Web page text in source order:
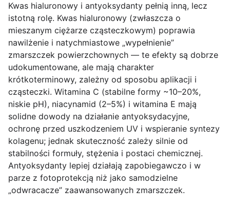
Kwas hialuronowy i antyoksydanty pełnią inną, lecz
istotną rolę. Kwas hialuronowy (zwłaszcza o
mieszanym ciężarze cząsteczkowym) poprawia
nawilżenie i natychmiastowe „wypełnienie”
zmarszczek powierzchownych — te efekty są dobrze
udokumentowane, ale mają charakter
krótkoterminowy, zależny od sposobu aplikacji i
cząsteczki. Witamina C (stabilne formy ~10–20%,
niskie pH), niacynamid (2–5%) i witamina E mają
solidne dowody na działanie antyoksydacyjne,
ochronę przed uszkodzeniem UV i wspieranie syntezy
kolagenu; jednak skuteczność zależy silnie od
stabilności formuły, stężenia i postaci chemicznej.
Antyoksydanty lepiej działają zapobiegawczo i w
parze z fotoprotekcją niż jako samodzielne
„odwracacze” zaawansowanych zmarszczek.